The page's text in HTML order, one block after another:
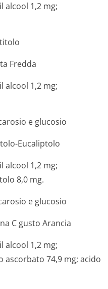
alcool 1,2 mg;
Fredda
alcool 1,2 mg;
e glucosio
Eucaliptolo
alcool 1,2 mg;
8,0 mg.
e glucosio
C gusto Arancia
alcool 1,2 mg;
ascorbato 74,9 mg; acido